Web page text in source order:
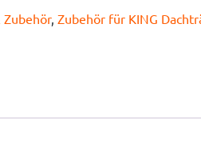
Zubehör, Zubehör für KING